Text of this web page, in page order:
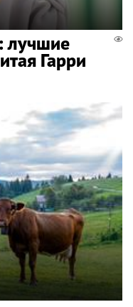
лучшие
Гарри